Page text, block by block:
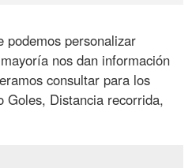
podemos personalizar
nos dan información
consultar para los
Goles, Distancia recorrida,